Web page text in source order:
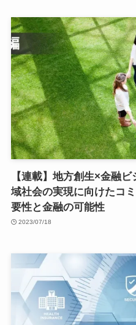
【連載】地方創生×金融
域社会の実現に向けたコ
要性と金融の可能性
2023/07/18